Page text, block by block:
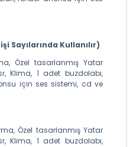
Sayılarında Kullanılır)
Özel tasarlanmış Yatar
Klima, 1 adet buzdolabı,
için ses sistemi, cd ve
Özel tasarlanmış Yatar
Klima, 1 adet buzdolabı,